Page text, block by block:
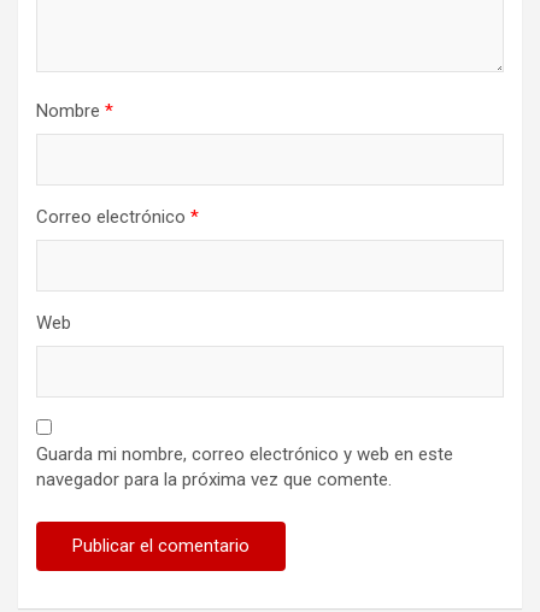
Nombre *
Correo electrónico *
Web
Guarda mi nombre, correo electrónico y web en este
navegador para la próxima vez que comente.